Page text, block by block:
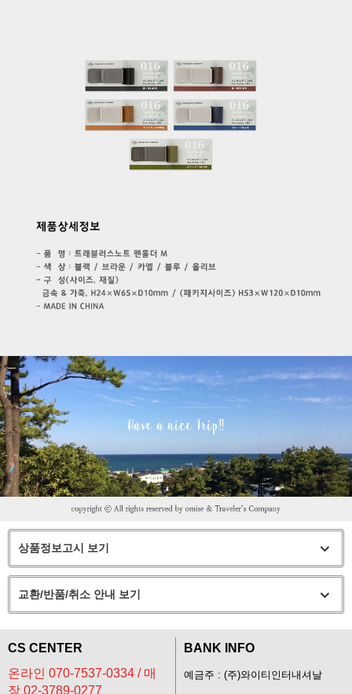
상품정보고시 보기
교환/반품/취소 안내 보기
CS CENTER
온라인 070-7537-0334 / 매
장 02-3789-0277
BANK INFO
예금주 : (주)와이티인터내셔날